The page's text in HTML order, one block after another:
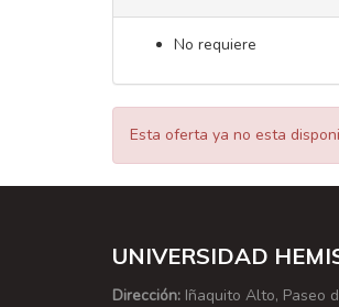
No requiere
Esta oferta ya no esta
UNIVERSIDAD
Dirección: Iñaquito Alto, Paseo